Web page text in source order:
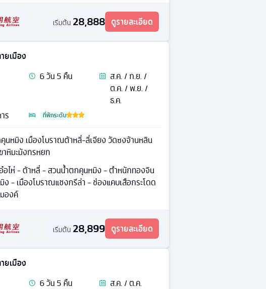
เริ่มต้น 28,888 ดูรายละเอียด
ยเมือง
6วัน5 คืน
ส.ค. / ก.ย. /
ต.ค. / พ.ย. /
ธ.ค.
ร ที่พักระดับ
นหมิง เมืองโบราณต้าหลี่-ลี่เจียง วัดซงจ้านหลิน
าหิมะมังกรหยก
อ๋อไห่ - ต้าหลี่ - สวนน้ำตกคุนหมิง - ตำหนักทองจิน
ง - เมืองโบราณแชงกรีล่า - ช่องแคบเสือกระโดด
องค์
เริ่มต้น 28,899 ดูรายละเอียด
ยเมือง
6วัน5 คืน
ส.ค. / ต.ค.